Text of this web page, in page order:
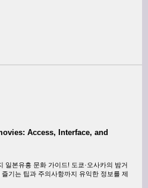
Access, Interface, and
일본유흥 문화 가이드! 도쿄·오사카의 밤거
기는 팁과 주의사항까지 유익한 정보를 제